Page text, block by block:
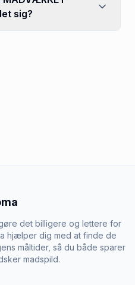
sig?
det billigere og lettere for
hjælper dig med at finde de
måltider, så du både sparer
madspild.